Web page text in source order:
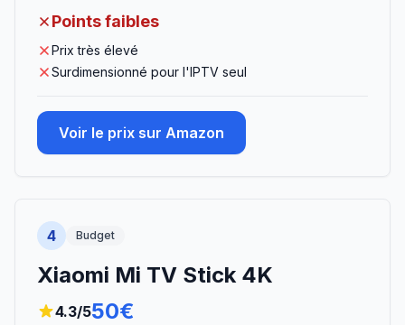
Points faibles
Prix très élevé
Surdimensionné pour l'IPTV seul
Voir le prix sur Amazon
4 Budget
Xiaomi Mi TV Stick 4K
4.3/550€